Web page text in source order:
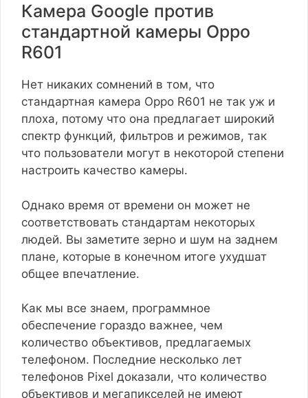
Камера Google против
стандартной камеры Oppo
R601
Нет никаких сомнений в том, что
стандартная камера Oppo R601 не так уж и
плоха, потому что она предлагает широкий
спектр функций, фильтров и режимов, так
что пользователи могут в некоторой степени
настроить качество камеры.
Однако время от времени он может не
соответствовать стандартам некоторых
людей. Вы заметите зерно и шум на заднем
плане, которые в конечном итоге ухудшат
общее впечатление.
Как мы все знаем, программное
обеспечение гораздо важнее, чем
количество объективов, предлагаемых
телефоном. Последние несколько лет
телефонов Pixel доказали, что количество
объективов и мегапикселей не имеют